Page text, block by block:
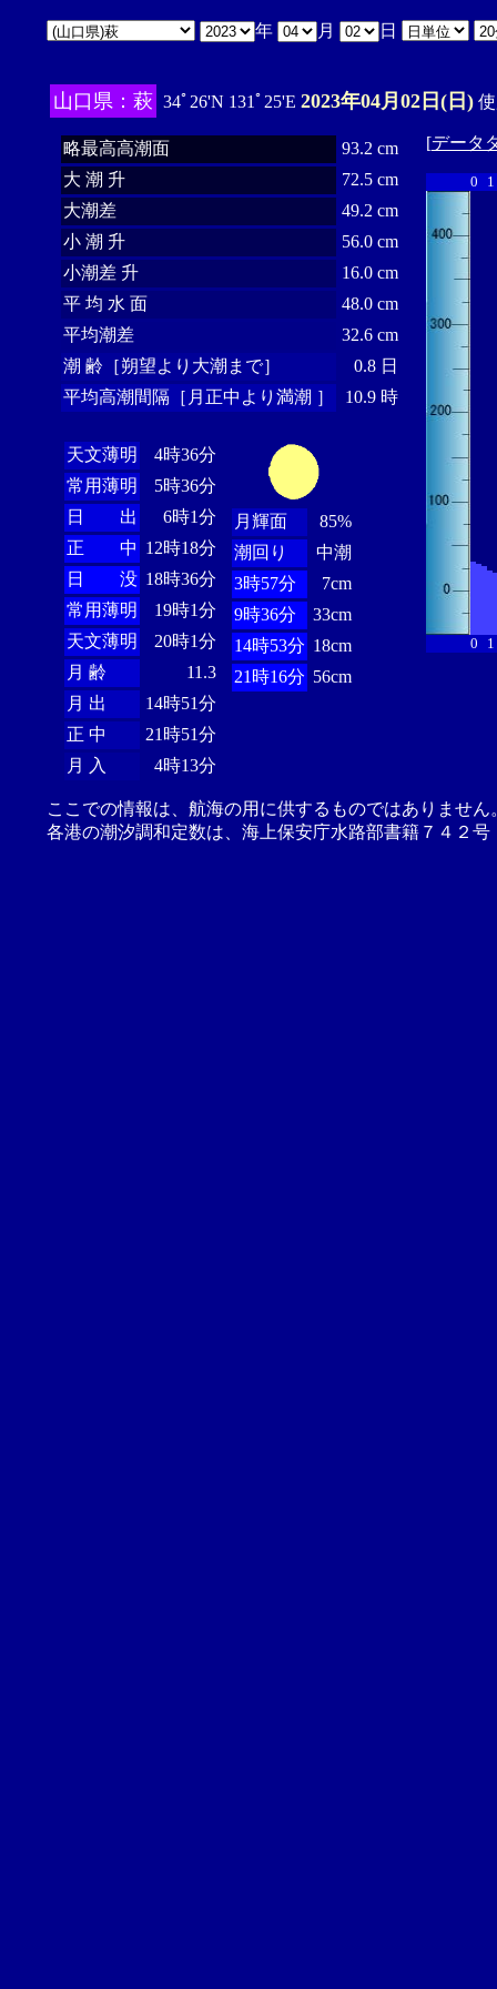
年 月 日
山口県：萩 34ﾟ26'N 131ﾟ25'E 2023年04月02日(日)
略最高高潮面
93.2 cm
大 潮 升
72.5 cm
大潮差
49.2 cm
小 潮 升
56.0 cm
小潮差 升
16.0 cm
平 均 水 面
48.0 cm
平均潮差
32.6 cm
潮 齢［朔望より大潮まで］
0.8 日
平均高潮間隔［月正中より満潮 ］
10.9 時
天文薄明
4時36分
常用薄明
5時36分
日 出
6時1分
正 中 12時18分
日 没 18時36分
常用薄明
19時1分
天文薄明
20時1分
月 齢
11.3
月 出
14時51分
正 中
21時51分
月 入
4時13分
月輝面
85%
潮回り
中潮
3時57分
7cm
9時36分
33cm
14時53分 18cm
21時16分 56cm
[データ
0 1
0 1
ここでの情報は、航海の用に供するものではありませ
各港の潮汐調和定数は、海上保安庁水路部書籍７４２